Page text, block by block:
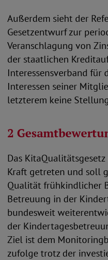
Außerdem sieht der
Gesetzentwurf zur
Veranschlagung von
der staatlichen
Interessensverband für
Interessen seiner
letzterem keine
2
Das
Kraft getreten und soll
Qualität frühkindlicher
Betreuung in der
bundesweit
der
Ziel ist dem
zufolge trotz der